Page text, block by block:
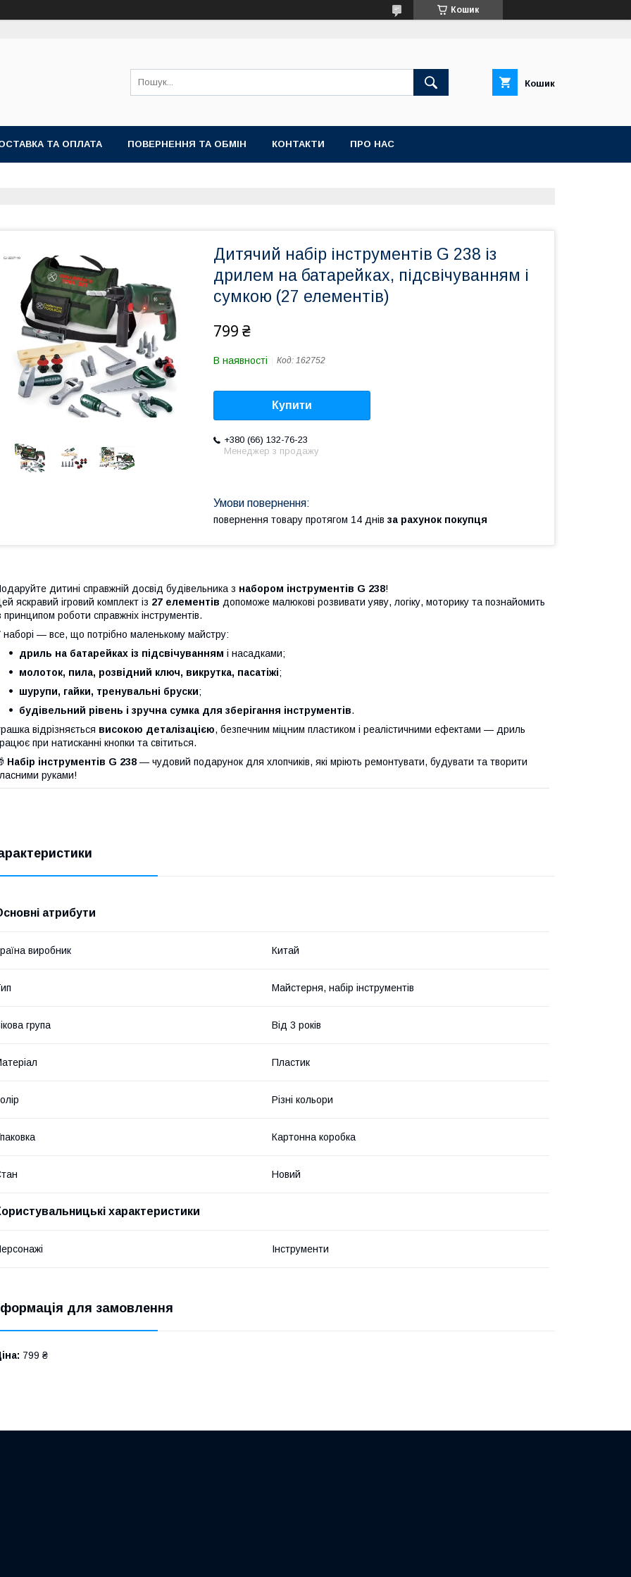
Кошик
Кошик
ТА ОПЛАТА ПОВЕРНЕННЯ ТА ОБМІН КОНТАКТИ ПРО НАС
Дитячий набір інструментів G 238 із
дрилем на батарейках, підсвічуванням і
сумкою (27 елементів)
799 ₴
В наявності Код: 162752
Купити
+380 (66) 132-76-23
Менеджер з продажу
повернення товару протягом 14 днів за рахунок покупця
дитині справжній досвід будівельника з набором інструментів G 238!
яскравий ігровий комплект із 27 елементів допоможе малюкові розвивати уяву, логіку, моторику та познайомить
принципом роботи справжніх інструментів.
наборі — все, що потрібно маленькому майстру:
дриль на батарейках із підсвічуванням і насадками;
молоток, пила, розвідний ключ, викрутка, пасатіжі;
шурупи, гайки, тренувальні бруски;
будівельний рівень і зручна сумка для зберігання інструментів.
відрізняється високою деталізацією, безпечним міцним пластиком і реалістичними ефектами — дриль
при натисканні кнопки та світиться.
Набір інструментів G 238 — чудовий подарунок для хлопчиків, які мріють ремонтувати, будувати та творити
руками!
атрибути
виробник Китай
Майстерня, набір інструментів
група Від 3 років
Пластик
Різні кольори
Картонна коробка
Новий
характеристики
Інструменти
для замовлення
799 ₴